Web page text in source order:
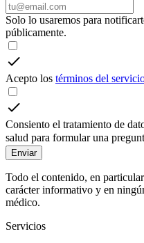
Solo lo usaremos para
públicamente.
Acepto los términos del
Consiento el tratamiento de
salud para formular una
Enviar
Todo el contenido, en
carácter informativo y en
médico.
Servicios